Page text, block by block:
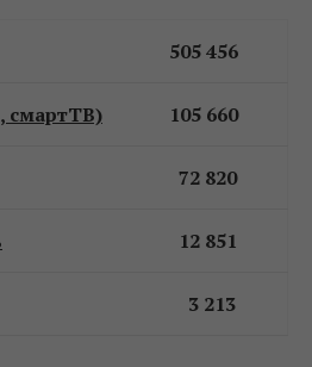
505 456
смартТВ) 105 660
72 820
12 851
3 213